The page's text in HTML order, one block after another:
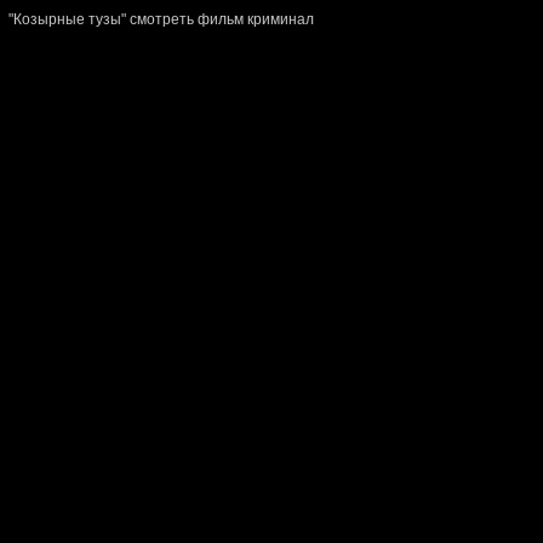
"Козырные тузы" смотреть фильм криминал